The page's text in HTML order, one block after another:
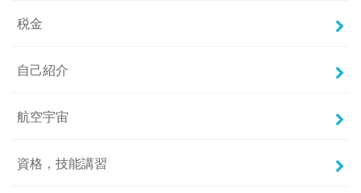
税金
自己紹介
航空宇宙
資格，技能講習